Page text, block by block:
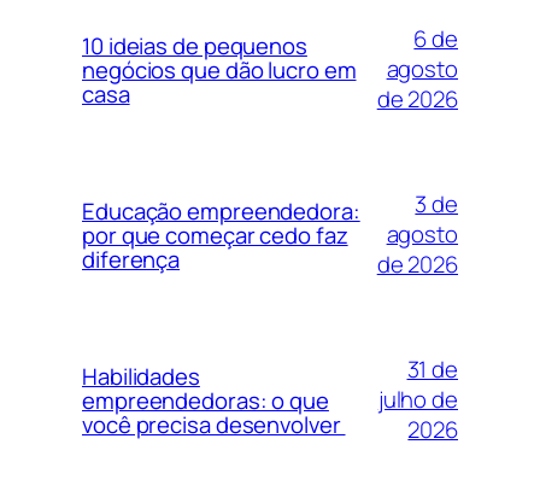
10 ideias de pequenos
negócios que dão lucro em
casa
6 de
agosto
de 2026
Educação empreendedora:
por que começar cedo faz
diferença
3 de
agosto
de 2026
Habilidades
empreendedoras: o que
você precisa desenvolver
31 de
julho de
2026